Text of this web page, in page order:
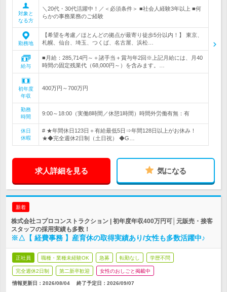
対象と
なる方
＼20代・30代活躍中！／＜必須条件＞ ■社会人経験3年以上 ■何
らかの事務業務のご経験
勤務地
【希望を考慮／ほとんどの拠点が最寄り徒歩5分以内！】 東京、
札幌、仙台、埼玉、つくば、名古屋、浜松…
給与
■月給：285,714円～＋諸手当＋賞与年2回※上記月給には、月40
時間の固定残業代（68,000円～）を含みます。…
初年度
年収
400万円～700万円
勤務
時間
9:00～18:00（実働8時間／休憩1時間）時間外労働有無：有
休日
休暇
# ★年間休日123日＋有給最低5日⇒年間128日以上がお休み！
★◆完全週休2日制（土日祝） ◆G…
求人詳細を見る 気になる
新着
株式会社コプロコンストラクション | 初年度年収400万円可│元販売・接客
スタッフの採用実績も多数！
※△【 経費事務 】産育休の取得実績あり/女性も多数活躍中♪
正社員 職種・業種未経験OK 急募 転勤なし 学歴不問
完全週休2日制 第二新卒歓迎 女性のおしごと掲載中
情報更新日：2026/08/04 終了予定日： 2026/09/07